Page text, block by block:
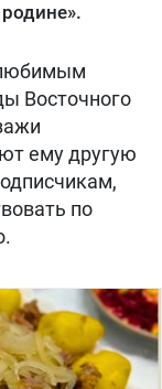
Восточного
ему другую
по